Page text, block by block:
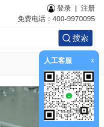
人工客服 x
搜索
登录 |注册
免费电话：400-9970095